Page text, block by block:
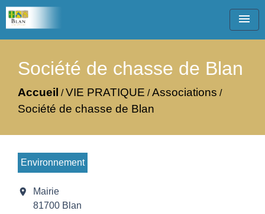
menu
Société de chasse de Blan
Accueil /VIE PRATIQUE /Associations /
Société de chasse de Blan
Environnement
location_on
Mairie
81700 Blan